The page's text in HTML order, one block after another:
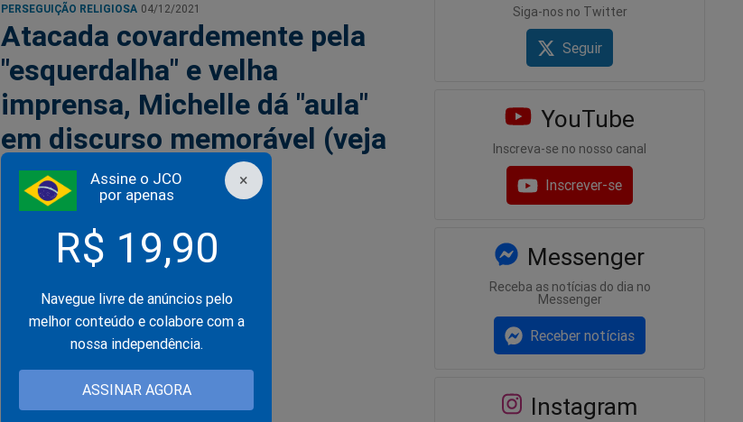
×
Assine o JCO
por apenas
R$ 19,90
Navegue livre de anúncios pelo
melhor conteúdo e colabore com a
nossa independência.
ASSINAR AGORA
PERSEGUIÇÃO RELIGIOSA 04/12/2021
Atacada covardemente pela
"esquerdalha" e velha
imprensa, Michelle dá "aula"
em discurso memorável (veja
o vídeo)
Siga-nos no Twitter
Seguir
YouTube
Inscreva-se no nosso canal
Inscrever-se
Messenger
Receba as notícias do dia no
Messenger
Receber notícias
Instagram